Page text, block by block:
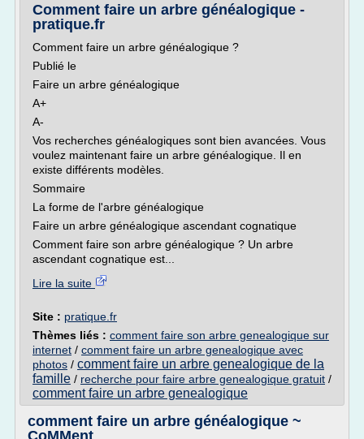
Comment faire un arbre généalogique -
pratique.fr
Comment faire un arbre généalogique ?
Publié le
Faire un arbre généalogique
A+
A-
Vos recherches généalogiques sont bien avancées. Vous
voulez maintenant faire un arbre généalogique. Il en
existe différents modèles.
Sommaire
La forme de l'arbre généalogique
Faire un arbre généalogique ascendant cognatique
Comment faire son arbre généalogique ? Un arbre
ascendant cognatique est...
Lire la suite
Site : pratique.fr
Thèmes liés : comment faire son arbre genealogique sur
internet / comment faire un arbre genealogique avec
photos / comment faire un arbre genealogique de la
famille / recherche pour faire arbre genealogique gratuit /
comment faire un arbre genealogique
comment faire un arbre généalogique ~
CoMMent